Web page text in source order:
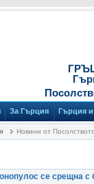
За Гърция Гърция
Новини от
се срещна с